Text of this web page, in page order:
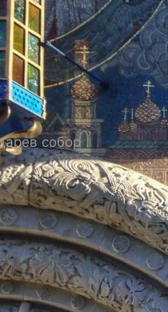
ДАННЫЕ
СОБОРА.
ФЕОДОРОВСКОГО
собор